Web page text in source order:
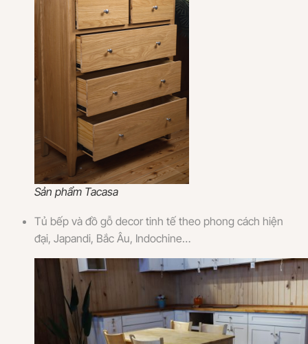
Sản phẩm Tacasa
Tủ bếp và đồ gỗ decor tinh tế theo phong cách hiện
đại, Japandi, Bắc Âu, Indochine…